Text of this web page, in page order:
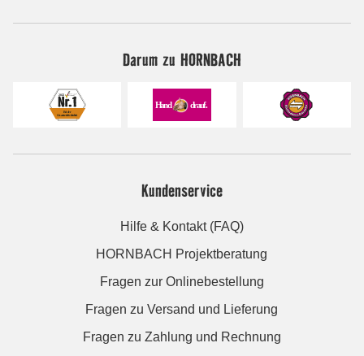
Darum zu HORNBACH
Kundenservice
Hilfe & Kontakt (FAQ)
HORNBACH Projektberatung
Fragen zur Onlinebestellung
Fragen zu Versand und Lieferung
Fragen zu Zahlung und Rechnung